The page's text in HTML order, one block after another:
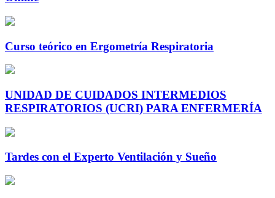
Curso teórico en Ergometría Respiratoria
UNIDAD DE CUIDADOS INTERMEDIOS
RESPIRATORIOS (UCRI) PARA ENFERMERÍA
Tardes con el Experto Ventilación y Sueño